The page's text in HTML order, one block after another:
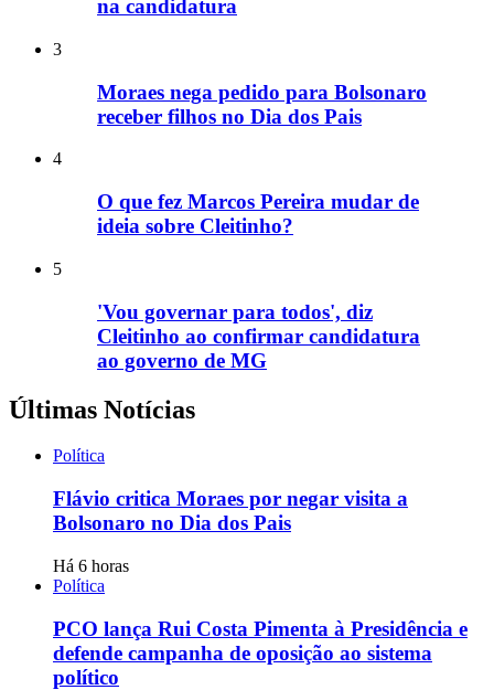
na candidatura
3
Moraes nega pedido para Bolsonaro
receber filhos no Dia dos Pais
4
O que fez Marcos Pereira mudar de
ideia sobre Cleitinho?
5
'Vou governar para todos', diz
Cleitinho ao confirmar candidatura
ao governo de MG
Últimas Notícias
Política
Flávio critica Moraes por negar visita a
Bolsonaro no Dia dos Pais
Há 6 horas
Política
PCO lança Rui Costa Pimenta à Presidência e
defende campanha de oposição ao sistema
político